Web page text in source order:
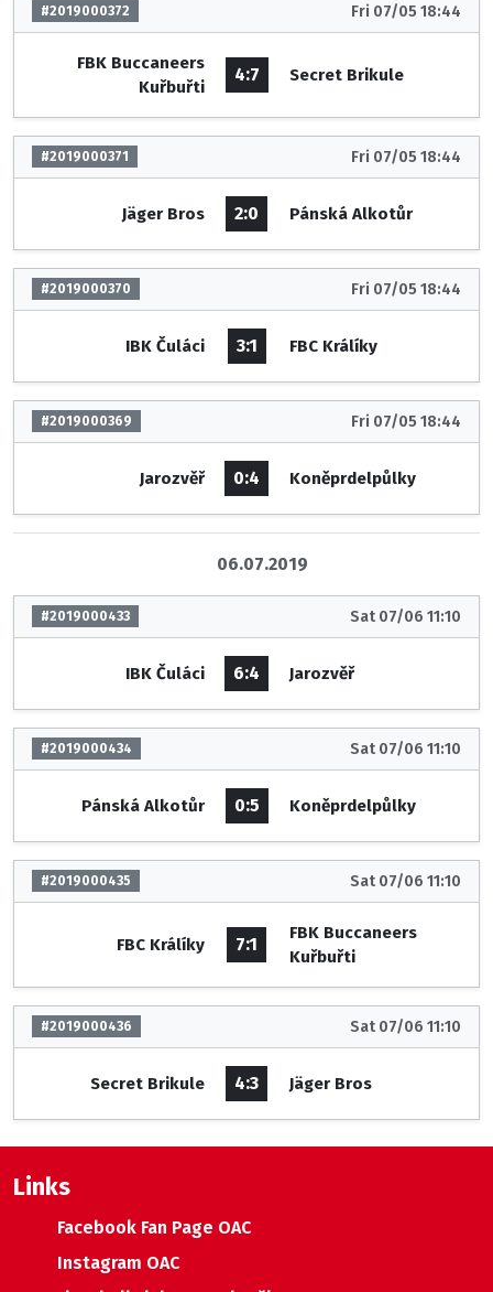
#2019000372 Fri 07/05 18:44
FBK Buccaneers
Kuřbuřti
4:7 Secret Brikule
#2019000371 Fri 07/05 18:44
Jäger Bros 2:0 Pánská Alkotůr
#2019000370 Fri 07/05 18:44
IBK Čuláci 3:1 FBC Králíky
#2019000369 Fri 07/05 18:44
Jarozvěř 0:4 Koněprdelpůlky
06.07.2019
#2019000433 Sat 07/06 11:10
IBK Čuláci 6:4 Jarozvěř
#2019000434 Sat 07/06 11:10
Pánská Alkotůr 0:5 Koněprdelpůlky
#2019000435 Sat 07/06 11:10
FBC Králíky 7:1
FBK Buccaneers
Kuřbuřti
#2019000436 Sat 07/06 11:10
Secret Brikule 4:3 Jäger Bros
Links
Facebook Fan Page OAC
Instagram OAC